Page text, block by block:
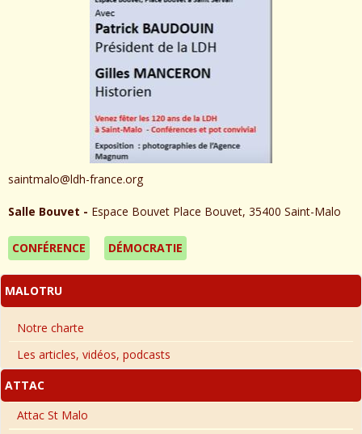
saintmalo@ldh-france.org
Salle Bouvet - Espace Bouvet Place Bouvet, 35400 Saint-Malo
CONFÉRENCE DÉMOCRATIE
MALOTRU
Notre charte
Les articles, vidéos, podcasts
ATTAC
Attac St Malo